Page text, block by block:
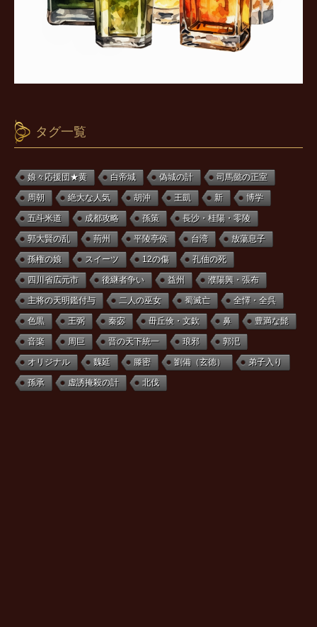
タグ一覧
娘々応援団★黄 白帝城 偽城の計 司馬懿の正室
周朝 絶大な人気 胡沖 王凱 新 博学
五斗米道 成都攻略 孫策 長沙・桂陽・零陵
郭大賢の乱 荊州 平陵亭侯 台湾 放蕩息子
孫権の娘 スイーツ 12の傷 孔伷の死
四川省広元市 後継者争い 益州 濮陽興・張布
主将の天明鑑付与 二人の巫女 蜀滅亡 全懌・全呉
色黒 王弼 秦宓 毌丘倹・文欽 鼻 豊満な髭
音楽 周巨 晋の天下統一 琅邪 郭汜
オリジナル 魏延 滕密 劉備（玄徳） 弟子入り
孫承 虚誘掩殺の計 北伐